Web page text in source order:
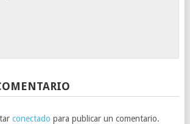
conectado para publicar un comentario.